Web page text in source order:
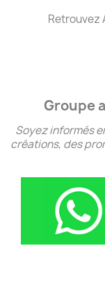
Retrouvez
Groupe
Soyez informés
créations, des